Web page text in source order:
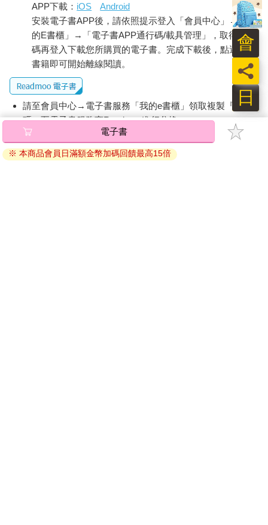
APP下載： iOS
Android
安裝電子書APP後，請依照提示登入「會員中心」→「我
的E書櫃」→「電子書APP通行碼/載具管理」，取得通行
碼再登入下載您所購買的電子書。完成下載後，點選任一
書籍即可開始離線閱讀。
請至會員中心→電子書服務「我的e書櫃」領取複製『兌換
碼』至電子書服務商Readmoo進行兌換。
退換貨須知：
因版權保護，您在金石堂所購買的電子書僅能以金石堂專屬
電子書
※ 本商品會員日滿額金幣加碼回饋最高15倍
日
員
會